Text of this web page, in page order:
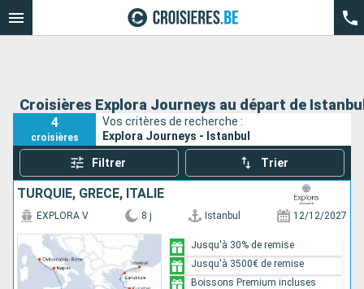
Croisières Explora Journeys au départ de
4
croisières
Vos critères de recherche :
Explora Journeys - Istanbul
Filtrer Trier
TURQUIE, GRÈCE, ITALIE
EXPLORA V 8 j Istanbul 12/12/2027
Jusqu'à 30% de remise
Jusqu'à 3500€ de remise
Boissons Premium incluses